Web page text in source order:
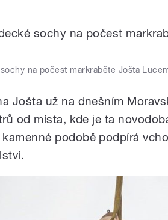
na počest markraběte Jošta
Jošta už na dnešním
od místa, kde je ta
kamenné podobě podpírá